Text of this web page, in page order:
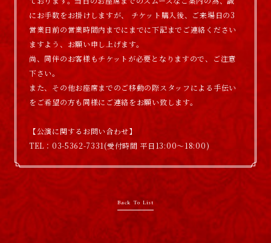
にお手数をお掛けしますが、 チケット購入後、ご来場日の3
営業日前の営業時間内までにまでに下記までご連絡ください
ますよう、お願い申し上げます。
尚、同伴のお客様もチケットが必要となりますので、ご注意
下さい。
また、その他お座席までのご移動の際スタッフによる手伝い
をご希望の方も同様にご連絡をお願い致します。
【公演に関するお問い合わせ】
TEL：03-5362-7331(受付時間 平日13:00～18:00)
Back To List